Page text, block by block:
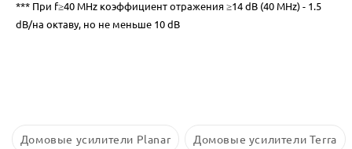
*** При f≥40 MHz коэффициент отражения ≥14 dB (40 MHz) - 1.5
dB/на октаву, но не меньше 10 dB
Домовые усилители Planar Домовые усилители Terra